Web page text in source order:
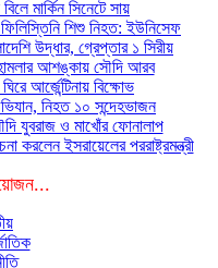
মার্কিন সিনেটে সায়
শিশু নিহত: ইউনিসেফ
উদ্ধার, গ্রেপ্তার ১ সিরীয়
আশঙ্কায় সৌদি আরব
আর্জেন্টিনায় বিক্ষোভ
নিহত ১০ সন্দেহভাজন
যুবরাজ ও মাখোঁর ফোনালাপ
করলেন ইসরায়েলের পররাষ্ট্রমন্ত্রী